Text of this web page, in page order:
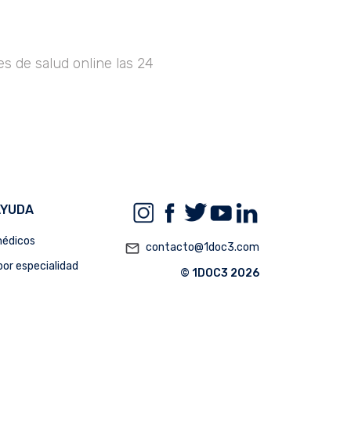
de salud online las 24
especialidad
mail_outline contacto@1doc3.com
© 1DOC3 2026